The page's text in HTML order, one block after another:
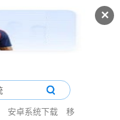
✕
安卓系统下载
移